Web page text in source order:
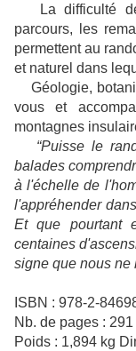
La difficulté de
parcours, les
permettent au
et naturel dans
Géologie,
vous et
montagnes
“Puisse le
balades
à l'échelle de
l'appréhender
Et que pourtant
centaines
signe que nous ne
ISBN : 978-2-
Nb. de pages :
Poids : 1,894 kg